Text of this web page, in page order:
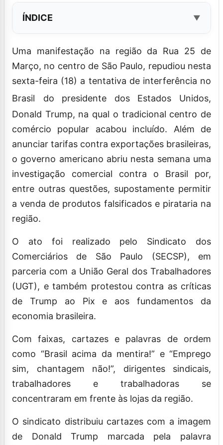
ÍNDICE
Uma manifestação na região da Rua 25 de
Março, no centro de São Paulo, repudiou nesta
sexta-feira (18) a tentativa de interferência no
Brasil
do presidente dos Estados Unidos,
Donald Trump, na qual o tradicional centro de
comércio popular acabou incluído. Além de
anunciar tarifas contra exportações brasileiras,
o governo americano abriu nesta semana uma
investigação comercial contra o Brasil por,
entre outras questões, supostamente permitir
a venda de produtos falsificados e pirataria na
região.
O ato foi realizado pelo Sindicato dos
Comerciários de São Paulo (SECSP), em
parceria com a União Geral dos Trabalhadores
(UGT), e também protestou contra as críticas
de Trump ao Pix e aos fundamentos da
economia brasileira.
Com faixas, cartazes e palavras de ordem
como “Brasil acima da mentira!” e “Emprego
sim, chantagem não!”, dirigentes sindicais,
trabalhadores e trabalhadoras se
concentraram em frente às lojas da região.
O sindicato distribuiu cartazes com a imagem
de Donald Trump marcada pela palavra